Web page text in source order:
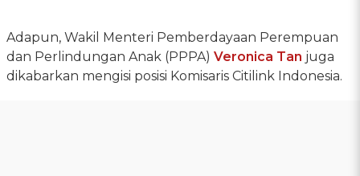
Adapun, Wakil Menteri Pemberdayaan Perempuan
dan Perlindungan Anak (PPPA) Veronica Tan juga
dikabarkan mengisi posisi Komisaris Citilink Indonesia.